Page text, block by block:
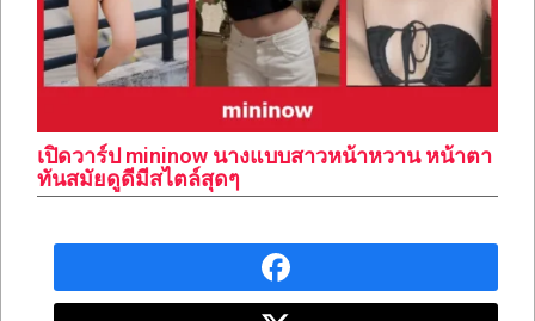
เปิดวาร์ป mininow นางแบบสาวหน้าหวาน หน้าตา
ทันสมัยดูดีมีสไตล์สุดๆ